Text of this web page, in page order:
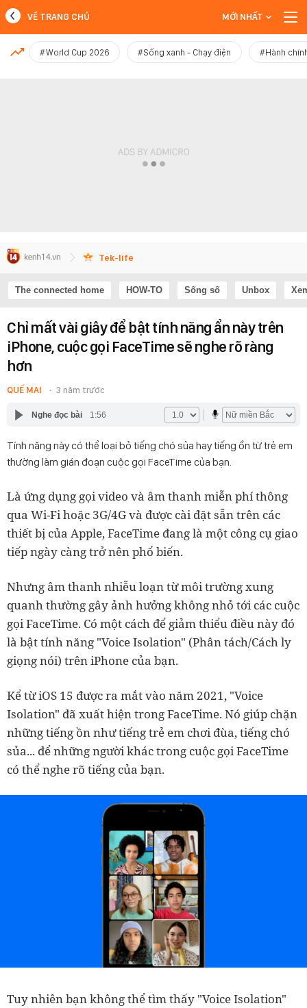
MỚI NHẤT
VỀ TRANG CHỦ MỚI NHẤT
#World Cup 2026 #Sống xanh - Chạy điện #Hành
Tek-life
The connected home HOW-TO Sống số Unbox
Chỉ mất vài giây để bật tính năng ẩn này trên
iPhone, cuộc gọi FaceTime sẽ nghe rõ ràng
hơn
QUẾ MAI 3 năm trước
Nghe đọc bài 1:56
Tính năng này có thể loại bỏ tiếng chó sủa hay tiếng ồn từ trẻ em
thường làm gián đoạn cuộc gọi FaceTime của bạn.
Là ứng dụng gọi video và âm thanh miễn phí thông
qua Wi-Fi hoặc 3G/4G và được cài đặt sẵn trên các
thiết bị của Apple, FaceTime đang là một công cụ giao
tiếp ngày càng trở nên phổ biến.
Nhưng âm thanh nhiễu loạn từ môi trường xung
quanh thường gây ảnh hưởng không nhỏ tới các cuộc
gọi FaceTime. Có một cách để giảm thiểu điều này đó
là bật tính năng "Voice Isolation" (Phân tách/Cách ly
giọng nói) trên iPhone của bạn.
Kể từ iOS 15 được ra mắt vào năm 2021, "Voice
Isolation" đã xuất hiện trong FaceTime. Nó giúp chặn
những tiếng ồn như tiếng trẻ em chơi đùa, tiếng chó
sủa... để những người khác trong cuộc gọi FaceTime
có thể nghe rõ tiếng của bạn.
Tuy nhiên bạn không thể tìm thấy "Voice Isolation"